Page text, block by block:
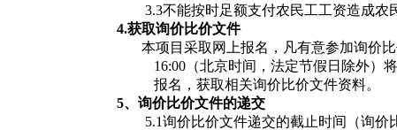
3.3不能按时足额支付农民工工资造成农
4.获取询价比价文件
本项目采取网上报名，凡有意参加询价
16:00（北京时间，法定节假日除外）
报名，获取相关询价比价文件资料。
5、 询价比价文件的递交
5.1询价比价文件递交的截止时间（询价